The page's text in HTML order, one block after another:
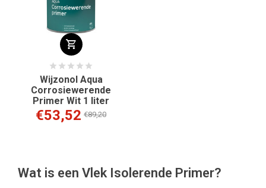
Wijzonol Aqua
Corrosiewerende
Primer Wit 1 liter
€53,52 €89,20
Wat is een Vlek Isolerende Primer?